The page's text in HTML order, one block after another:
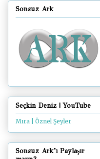
Sonsuz Ark
Seçkin Deniz | YouTube
Mıra | Öznel Şeyler
Sonsuz Ark'ı Paylaşır